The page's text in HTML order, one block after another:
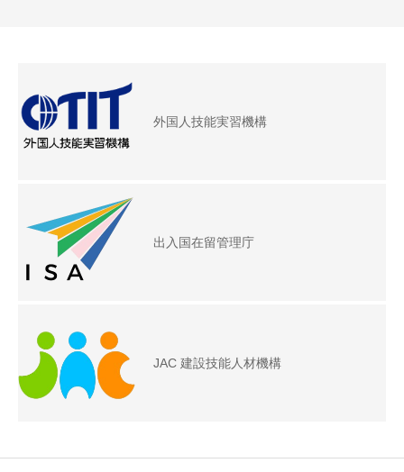
外国人技能実習機構
出入国在留管理庁
JAC 建設技能人材機構